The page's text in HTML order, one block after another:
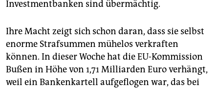
Investmentbanken sind übermächtig.
Ihre Macht zeigt sich schon daran, dass sie selbst
enorme Strafsummen mühelos verkraften
können. In dieser Woche hat die EU-Kommission
Bußen in Höhe von 1,71 Milliarden Euro verhängt,
weil ein Bankenkartell aufgeflogen war, das bei